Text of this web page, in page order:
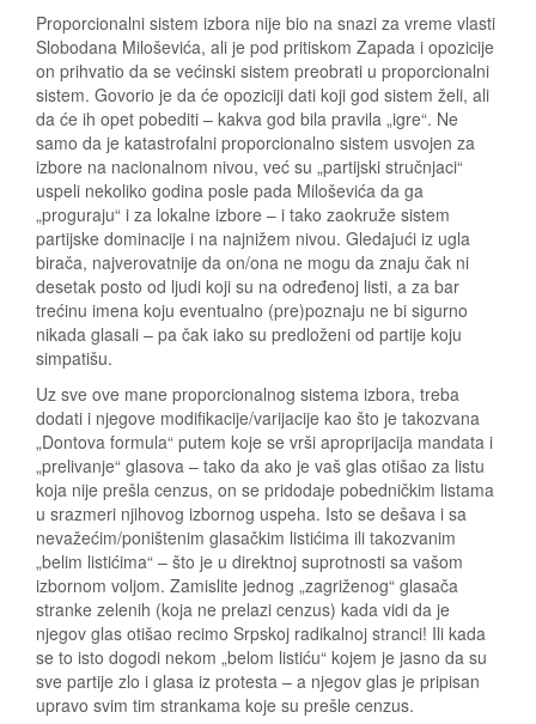
Proporcionalni sistem izbora nije bio na snazi za vreme vlasti
Slobodana Miloševića, ali je pod pritiskom Zapada i opozicije
on prihvatio da se većinski sistem preobrati u proporcionalni
sistem. Govorio je da će opoziciji dati koji god sistem želi, ali
da će ih opet pobediti – kakva god bila pravila „igre“. Ne
samo da je katastrofalni proporcionalno sistem usvojen za
izbore na nacionalnom nivou, već su „partijski stručnjaci“
uspeli nekoliko godina posle pada Miloševića da ga
„proguraju“ i za lokalne izbore – i tako zaokruže sistem
partijske dominacije i na najnižem nivou. Gledajući iz ugla
birača, najverovatnije da on/ona ne mogu da znaju čak ni
desetak posto od ljudi koji su na određenoj listi, a za bar
trećinu imena koju eventualno (pre)poznaju ne bi sigurno
nikada glasali – pa čak iako su predloženi od partije koju
simpatišu.
Uz sve ove mane proporcionalnog sistema izbora, treba
dodati i njegove modifikacije/varijacije kao što je takozvana
„Dontova formula“ putem koje se vrši aproprijacija mandata i
„prelivanje“ glasova – tako da ako je vaš glas otišao za listu
koja nije prešla cenzus, on se pridodaje pobedničkim listama
u srazmeri njihovog izbornog uspeha. Isto se dešava i sa
nevažećim/poništenim glasačkim listićima ili takozvanim
„belim listićima“ – što je u direktnoj suprotnosti sa vašom
izbornom voljom. Zamislite jednog „zagriženog“ glasača
stranke zelenih (koja ne prelazi cenzus) kada vidi da je
njegov glas otišao recimo Srpskoj radikalnoj stranci! Ili kada
se to isto dogodi nekom „belom listiću“ kojem je jasno da su
sve partije zlo i glasa iz protesta – a njegov glas je pripisan
upravo svim tim strankama koje su prešle cenzus.